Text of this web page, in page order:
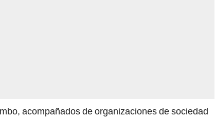
acompañados de organizaciones de sociedad